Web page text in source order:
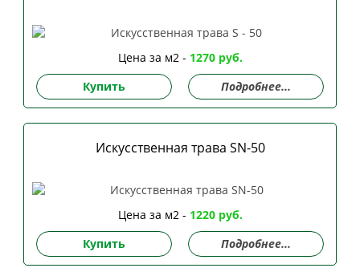
Цена за м2 - 1270 руб.
Купить
Подробнее...
Искусственная трава SN-50
Цена за м2 - 1220 руб.
Купить
Подробнее...